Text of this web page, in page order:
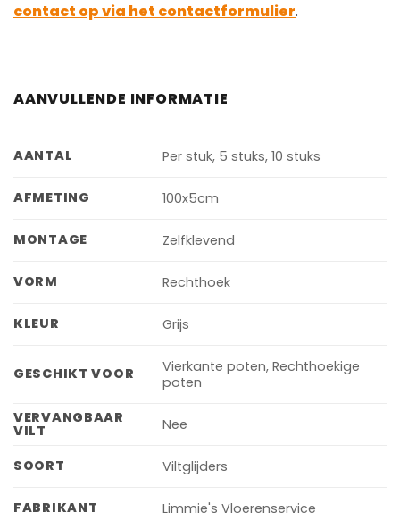
contact op via het contactformulier.
AANVULLENDE INFORMATIE
AANTAL Per stuk, 5 stuks, 10 stuks
AFMETING 100x5cm
MONTAGE Zelfklevend
VORM Rechthoek
KLEUR Grijs
GESCHIKT VOOR
Vierkante poten, Rechthoekige
poten
VERVANGBAAR
VILT Nee
SOORT Viltglijders
FABRIKANT Limmie's Vloerenservice